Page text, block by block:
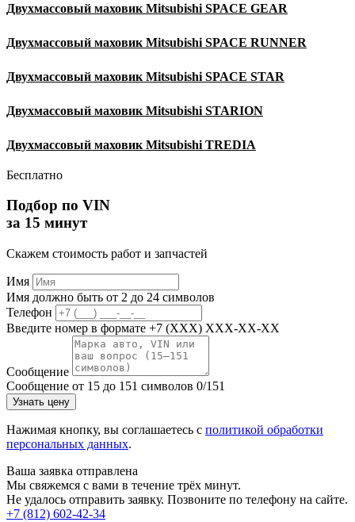
Двухмассовый маховик Mitsubishi SPACE GEAR
Двухмассовый маховик Mitsubishi SPACE RUNNER
Двухмассовый маховик Mitsubishi SPACE STAR
Двухмассовый маховик Mitsubishi STARION
Двухмассовый маховик Mitsubishi TREDIA
Бесплатно
Подбор по VIN
за 15 минут
Скажем стоимость работ и запчастей
Имя
Имя должно быть от 2 до 24 символов
Телефон
Введите номер в формате +7 (XXX) XXX-XX-XX
Сообщение
Сообщение от 15 до 151 символов 0/151
Узнать цену
Нажимая кнопку, вы соглашаетесь с политикой обработки
персональных данных.
Ваша заявка отправлена
Мы свяжемся с вами в течение трёх минут.
Не удалось отправить заявку. Позвоните по телефону на сайте.
+7 (812) 602-42-34